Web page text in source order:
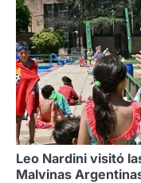
Leo Nardini visitó
Malvinas